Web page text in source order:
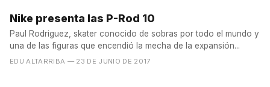
Nike presenta las P-Rod 10
Paul Rodriguez, skater conocido de sobras por todo el mundo y
una de las figuras que encendió la mecha de la expansión...
EDU ALTARRIBA — 23 DE JUNIO DE 2017